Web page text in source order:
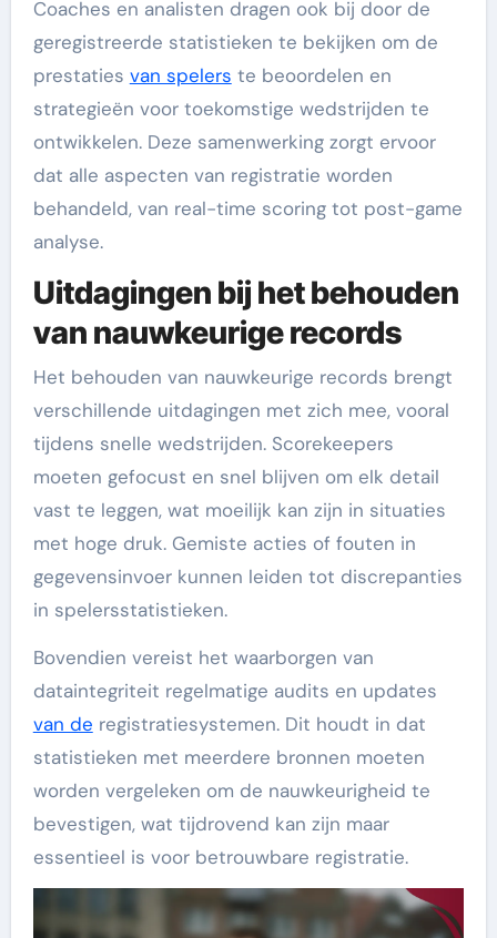
Coaches en analisten dragen ook bij door de
geregistreerde statistieken te bekijken om de
prestaties van spelers te beoordelen en
strategieën voor toekomstige wedstrijden te
ontwikkelen. Deze samenwerking zorgt ervoor
dat alle aspecten van registratie worden
behandeld, van real-time scoring tot post-game
analyse.
Uitdagingen bij het behouden
van nauwkeurige records
Het behouden van nauwkeurige records brengt
verschillende uitdagingen met zich mee, vooral
tijdens snelle wedstrijden. Scorekeepers
moeten gefocust en snel blijven om elk detail
vast te leggen, wat moeilijk kan zijn in situaties
met hoge druk. Gemiste acties of fouten in
gegevensinvoer kunnen leiden tot discrepanties
in spelersstatistieken.
Bovendien vereist het waarborgen van
dataintegriteit regelmatige audits en updates
van de registratiesystemen. Dit houdt in dat
statistieken met meerdere bronnen moeten
worden vergeleken om de nauwkeurigheid te
bevestigen, wat tijdrovend kan zijn maar
essentieel is voor betrouwbare registratie.